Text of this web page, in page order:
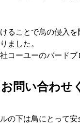
ることで鳥の侵入
ました。
コーユーのバードブ
問い合わせ
の下は鳥にとって安